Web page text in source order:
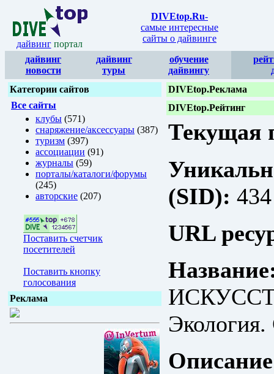
дайвинг портал
DIVEtop.Ru-
самые интересные
сайты о дайвинге
дайвинг
новости
дайвинг
туры
обучение
дайвингу
Категории сайтов
Все сайты
клубы (571)
снаряжение/аксессуары (387)
туризм (397)
ассоциации (91)
журналы (59)
порталы/каталоги/форумы
(245)
авторские (207)
Поставить счетчик
посетителей
Поставить кнопку
голосования
Реклама
DIVEtop.Реклама
DIVEtop.Рейтинг
Текущая
(SID): 434
URL